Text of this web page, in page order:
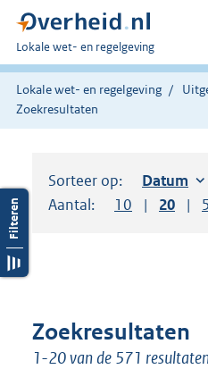
U
bent
hier:
Lokale wet- en regelgeving
Lokale wet- en regelgeving
Zoekresultaten
Sorteer op: Sorteer
Datum
Aantal:
Toon
10 resultaten
Toon
20
Zoekresultaten
1-20 van de 571